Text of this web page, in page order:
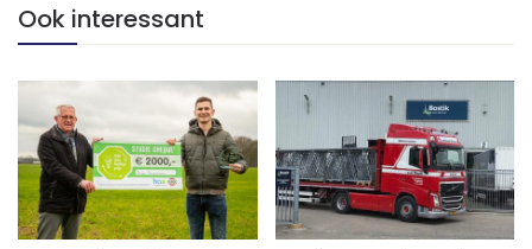
Ook interessant